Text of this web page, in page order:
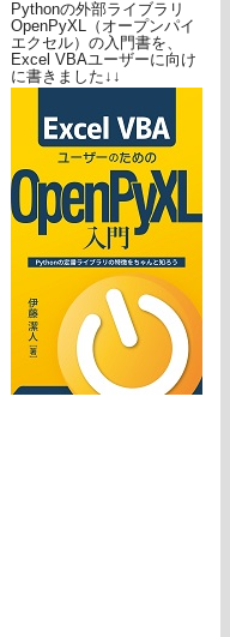
Pythonの外部ライブラリ
OpenPyXL（オープンパイ
エクセル）の入門書を、
Excel VBAユーザーに向け
に書きました↓↓